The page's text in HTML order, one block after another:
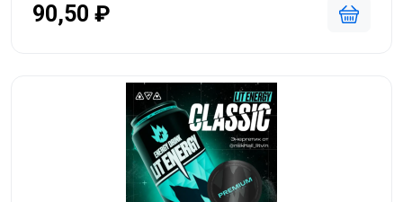
90,50 ₽